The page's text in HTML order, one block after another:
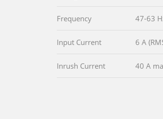
Frequency 47-63
Input Current 6 A
Inrush Current 40 A